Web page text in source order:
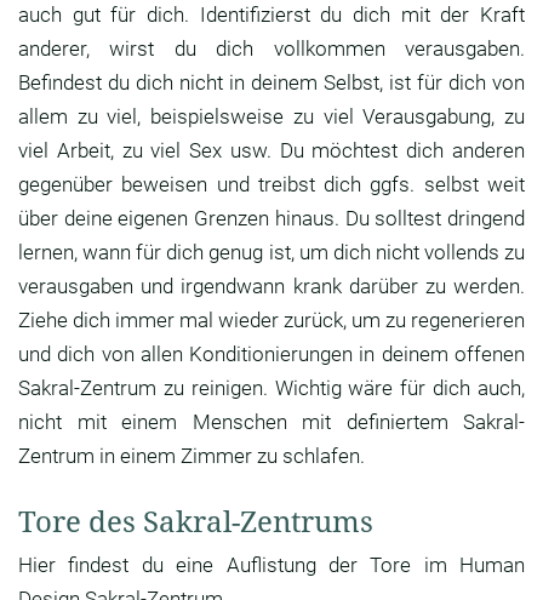
auch gut für dich. Identifizierst du dich mit der Kraft
anderer, wirst du dich vollkommen verausgaben.
Befindest du dich nicht in deinem Selbst, ist für dich von
allem zu viel, beispielsweise zu viel Verausgabung, zu
viel Arbeit, zu viel Sex usw. Du möchtest dich anderen
gegenüber beweisen und treibst dich ggfs. selbst weit
über deine eigenen Grenzen hinaus. Du solltest dringend
lernen, wann für dich genug ist, um dich nicht vollends zu
verausgaben und irgendwann krank darüber zu werden.
Ziehe dich immer mal wieder zurück, um zu regenerieren
und dich von allen Konditionierungen in deinem offenen
Sakral-Zentrum zu reinigen. Wichtig wäre für dich auch,
nicht mit einem Menschen mit definiertem Sakral-
Zentrum in einem Zimmer zu schlafen.
Tore des Sakral-Zentrums
Hier findest du eine Auflistung der Tore im Human